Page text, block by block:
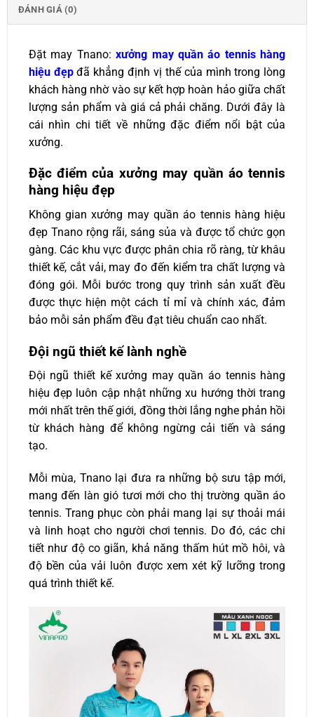
ĐÁNH GIÁ (0)
Đặt may Tnano:xưởng may quần áo tennis hàng
hiệu đẹpđã khẳng định vị thế của mình trong lòng
khách hàng nhờ vào sự kết hợp hoàn hảo giữa chất
lượng sản phẩm và giá cả phải chăng. Dưới đây là
cái nhìn chi tiết về những đặc điểm nổi bật của
xưởng.
Đặc điểm của xưởng may quần áo tennis
hàng hiệu đẹp
Không gian xưởng may quần áo tennis hàng hiệu
đẹp Tnano rộng rãi, sáng sủa và được tổ chức gọn
gàng. Các khu vực được phân chia rõ ràng, từ khâu
thiết kế, cắt vải, may đo đến kiểm tra chất lượng và
đóng gói. Mỗi bước trong quy trình sản xuất đều
được thực hiện một cách tỉ mỉ và chính xác, đảm
bảo mỗi sản phẩm đều đạt tiêu chuẩn cao nhất.
Đội ngũ thiết kế lành nghề
Đội ngũ thiết kế xưởng may quần áo tennis hàng
hiệu đẹp luôn cập nhật những xu hướng thời trang
mới nhất trên thế giới, đồng thời lắng nghe phản hồi
từ khách hàng để không ngừng cải tiến và sáng
tạo.
Mỗi mùa, Tnano lại đưa ra những bộ sưu tập mới,
mang đến làn gió tươi mới cho thị trường quần áo
tennis.Trang phục còn phải mang lại sự thoải mái
và linh hoạt cho người chơi tennis. Do đó, các chi
tiết như độ co giãn, khả năng thấm hút mồ hôi, và
độ bền của vải luôn được xem xét kỹ lưỡng trong
quá trình thiết kế.